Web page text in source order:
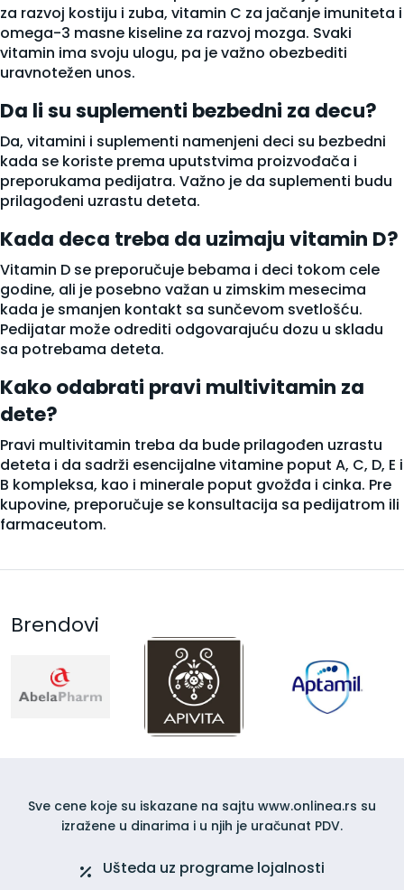
za razvoj kostiju i zuba, vitamin C za jačanje imuniteta i
omega-3 masne kiseline za razvoj mozga. Svaki
vitamin ima svoju ulogu, pa je važno obezbediti
uravnotežen unos.
Da li su suplementi bezbedni za decu?
Da, vitamini i suplementi namenjeni deci su bezbedni
kada se koriste prema uputstvima proizvođača i
preporukama pedijatra. Važno je da suplementi budu
prilagođeni uzrastu deteta.
Kada deca treba da uzimaju vitamin D?
Vitamin D se preporučuje bebama i deci tokom cele
godine, ali je posebno važan u zimskim mesecima
kada je smanjen kontakt sa sunčevom svetlošću.
Pedijatar može odrediti odgovarajuću dozu u skladu
sa potrebama deteta.
Kako odabrati pravi multivitamin za
dete?
Pravi multivitamin treba da bude prilagođen uzrastu
deteta i da sadrži esencijalne vitamine poput A, C, D, E i
B kompleksa, kao i minerale poput gvožđa i cinka. Pre
kupovine, preporučuje se konsultacija sa pedijatrom ili
farmaceutom.
Brendovi
Sve cene koje su iskazane na sajtu www.onlinea.rs su
izražene u dinarima i u njih je uračunat PDV.
Ušteda uz programe lojalnosti